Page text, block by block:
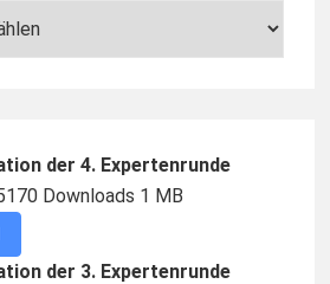
der 4. Expertenrunde
Downloads 1 MB
der 3. Expertenrunde